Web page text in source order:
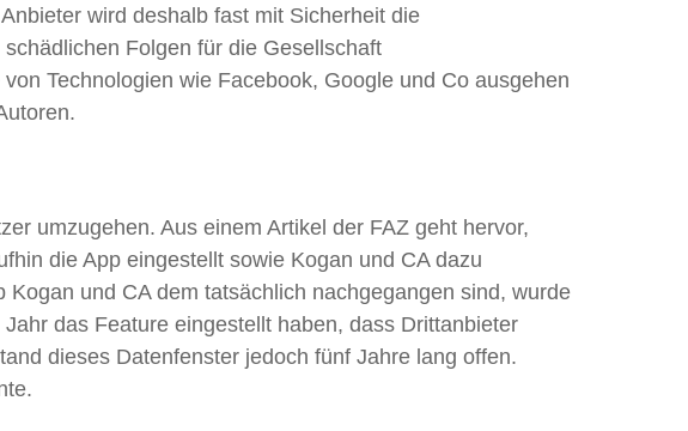
wird deshalb fast mit Sicherheit die
Folgen für die Gesellschaft
Technologien wie Facebook, Google und Co ausgehen
umzugehen. Aus einem Artikel der FAZ geht hervor,
die App eingestellt sowie Kogan und CA dazu
und CA dem tatsächlich nachgegangen sind, wurde
das Feature eingestellt haben, dass Drittanbieter
dieses Datenfenster jedoch fünf Jahre lang offen.